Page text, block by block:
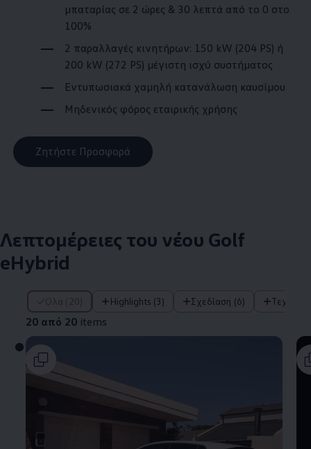
μπαταρίας σε 2 ώρες & 30 λεπτά από το 0 στο
100%
2 παραλλαγές κινητήρων: 150 kW (204 PS) ή
200 kW (272 PS) μέγιστη ισχύ συστήματος
Εντυπωσιακά χαμηλή κατανάλωση καυσίμου
Μηδενικός φόρος εταιρικής χρήσης
Ζητήστε Προσφορά
Λεπτομέρειες του νέου Golf
eHybrid
Όλα (20) Highlights (3) Σχεδίαση (6)
20 από 20 items
20 από 20 items